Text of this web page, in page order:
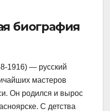
биография
1916) — русский
мастеров
Он родился и вырос
С детства